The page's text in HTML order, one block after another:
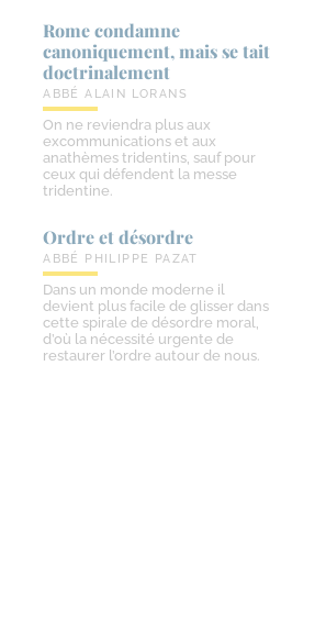
Rome condamne
canoniquement, mais se tait
doctrinalement
ABBÉ ALAIN LORANS
On ne reviendra plus aux
excommunications et aux
anathèmes tridentins, sauf pour
ceux qui défendent la messe
tridentine.
Ordre et désordre
ABBÉ PHILIPPE PAZAT
Dans un monde moderne il
devient plus facile de glisser dans
cette spirale de désordre moral,
d’où la nécessité urgente de
restaurer l’ordre autour de nous.